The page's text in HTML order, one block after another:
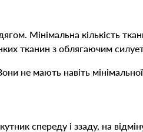
Мінімальна кількість
тканин з облягаючим
не мають навіть
спереду і ззаду, на